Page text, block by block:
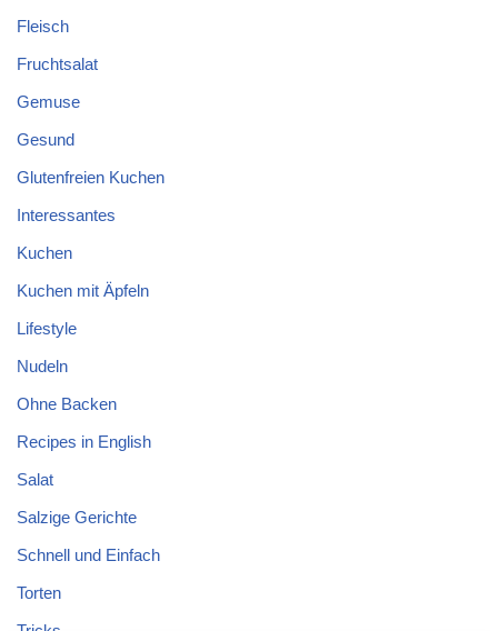
Fleisch
Fruchtsalat
Gemuse
Gesund
Glutenfreien Kuchen
Interessantes
Kuchen
Kuchen mit Äpfeln
Lifestyle
Nudeln
Ohne Backen
Recipes in English
Salat
Salzige Gerichte
Schnell und Einfach
Torten